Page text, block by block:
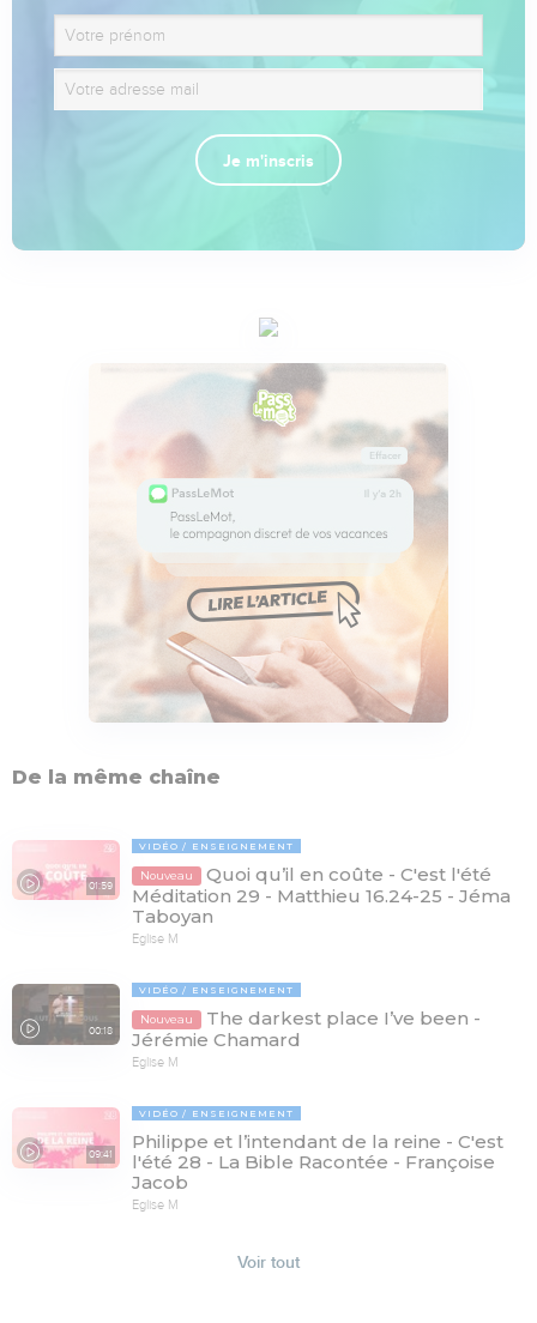
Je m'inscris
De la même chaîne
01:59
VIDÉO ENSEIGNEMENT
Nouveau
Quoi qu’il en coûte - C'est l'été
Méditation 29 - Matthieu 16.24-25 - Jéma
Taboyan
Eglise M
00:18
VIDÉO ENSEIGNEMENT
Nouveau
The darkest place I’ve been -
Jérémie Chamard
Eglise M
09:41
VIDÉO ENSEIGNEMENT
Philippe et l’intendant de la reine - C'est
l'été 28 - La Bible Racontée - Françoise
Jacob
Eglise M
Voir tout